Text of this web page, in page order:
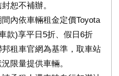
恕不補辦。
內依車輛租金定價Toyota
款)享平日5折、假日6折
租車官網為基準，取車站
限量提供車輛。